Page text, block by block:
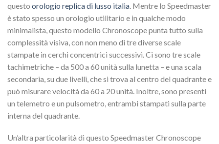
questo orologio replica di lusso italia . Mentre lo Speedmaster
è stato spesso un orologio utilitario e in qualche modo
minimalista, questo modello Chronoscope punta tutto sulla
complessità visiva, con non meno di tre diverse scale
stampate in cerchi concentrici successivi. Ci sono tre scale
tachimetriche – da 500 a 60 unità sulla lunetta – e una scala
secondaria, su due livelli, che si trova al centro del quadrante e
può misurare velocità da 60 a 20 unità. Inoltre, sono presenti
un telemetro e un pulsometro, entrambi stampati sulla parte
interna del quadrante.
Un’altra particolarità di questo Speedmaster Chronoscope